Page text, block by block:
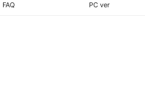
FAQ PC ver